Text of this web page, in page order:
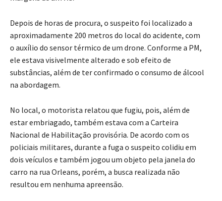
Depois de horas de procura, o suspeito foi localizado a
aproximadamente 200 metros do local do acidente, com
o auxílio do sensor térmico de um drone. Conforme a PM,
ele estava visivelmente alterado e sob efeito de
substâncias, além de ter confirmado o consumo de álcool
na abordagem.
No local, o motorista relatou que fugiu, pois, além de
estar embriagado, também estava com a Carteira
Nacional de Habilitação provisória. De acordo com os
policiais militares, durante a fuga o suspeito colidiu em
dois veículos e também jogou um objeto pela janela do
carro na rua Orleans, porém, a busca realizada não
resultou em nenhuma apreensão.